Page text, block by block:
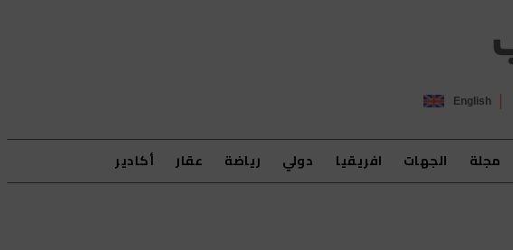
English
مجلة الجهات افريقيا دولي رياضة عقار أكادير